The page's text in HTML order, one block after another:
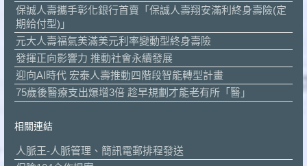
保誠人壽攜手彰化銀行首賣「保誠人壽翔安滿利終身壽險(定
期給付型)」
元大人壽福氣美滿美元利率變動型終身壽險
發揮正向影響力 推動社會永續發展
迎向AI時代 宏泰人壽推動四階段智能轉型計畫
75歲後醫療支出爆增3倍 趁早規劃才能老有所「醫」
相關連結
人脈王-人脈管理、簡訊電郵排程發送